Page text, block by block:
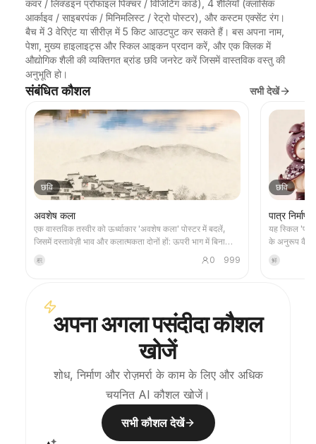
कवर / लिंक्डइन प्रोफाइल पिक्चर / विजिटिंग कार्ड), 4 शैलियाँ (क्लासिक
आर्काइव / साइबरपंक / मिनिमलिस्ट / रेट्रो पोस्टर), और कस्टम एक्सेंट रंग।
बैच में 3 वेरिएंट या सीरीज़ में 5 किट आउटपुट कर सकते हैं। बस अपना नाम,
पेशा, मुख्य हाइलाइट्स और स्किल आइकन प्रदान करें, और एक क्लिक में
औद्योगिक शैली की व्यक्तिगत ब्रांड छवि जनरेट करें जिसमें वास्तविक वस्तु की
अनुभूति हो।
संबंधित कौशल सभी देखें
छवि
अवशेष कला
एक वास्तविक तस्वीर को ऊर्ध्वाकार 'अवशेष कला' पोस्टर में बदलें,
जिसमें दस्तावेज़ी भाव और कलात्मकता दोनों हों: ऊपरी भाग में बिना
किसी बदलाव के मूल तस्वीर रखी जाती है, और निचले भाग में गर्म कागज़
या संयमित प्रकाश-छाया स्थान के साथ, तस्वीर से लिया गया एक
खाली जगह और विरल रेखाओं के माध्यम से, वास्तुकला, शहर, जल
सतह, सड़क, मानव पैमाने, क्षितिज और प्रकाश-छाया संबंधों को
उभारता है, ताकि विषय थंबनेल में भी पहचाना जा सके। चित्र का समग्र
वातावरण शांत, संयमित और आधुनिक प्रिंट जैसी बनावट पर ज़ोर देता
है; रंग मूल छवि से लिए जाते हैं, जिनमें मुख्य रूप से गहरा नीला, स्याही
काला, ग्रे-हरा, पत्थरीला रंग या कम-संतृप्त गर्म रंग होते हैं, और उचित
स्थान पर एक छोटा गर्म रंग का निशान जोड़ा जाता है। शीर्षक आमतौर
पर बहुत छोटा, काव्यात्मक और गैलरी लेबल जैसा रखा जाता है, ताकि
यह मुख्य विषय पर हावी न हो। इसका उपयोग न्यूनतम कला पोस्टर,
फोटोग्राफी अवशेष श्रृंखला, वास्तुकला और शहर इमेजरी पोस्टर,
अमूर्त संपादकीय फोटोग्राफी, गैलरी-जैसे फोटो कवर, और Douyin
积 0 999
छवि
पात्र निर्माण
यह स्किल
के अनुरूप
鲜
अपना अगला पसंदीदा कौशल
खोजें
शोध, निर्माण और रोज़मर्रा के काम के लिए और अधिक
चयनित AI कौशल खोजें।
सभी कौशल देखें